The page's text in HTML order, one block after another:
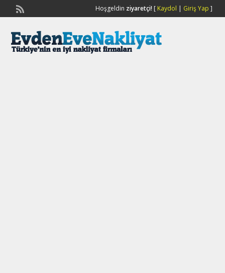
Hoşgeldin ziyaretçi![ Kaydol | Giriş Yap ]